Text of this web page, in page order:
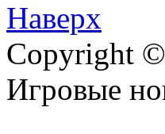
Наверх
Copyright ©
Игровые